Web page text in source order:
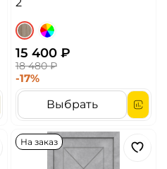
15 400 ₽
18 480 ₽
-17%
Выбрать
На заказ